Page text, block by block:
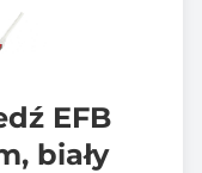
EFB
biały